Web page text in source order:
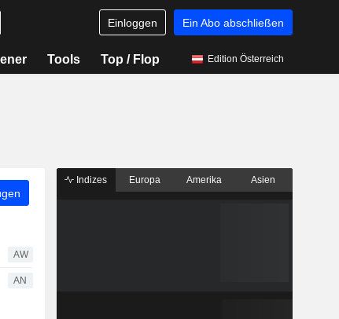
Einloggen Ein Abo abschließen
Tools Top / Flop Edition Österreich
AW
AN
Indizes Europa Amerika Asien